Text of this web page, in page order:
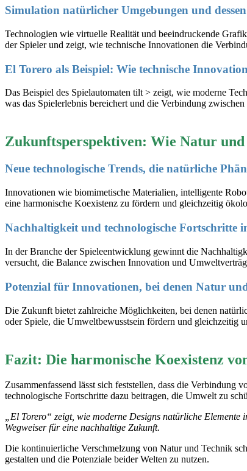
Simulation natürlicher Umgebungen und
Technologien wie virtuelle Realität und beeindruckende
der Spieler und zeigt, wie technische Innovationen die
El Torero als Beispiel: Wie technische
Das Beispiel des Spielautomaten tilt > zeigt, wie moderne
was das Spielerlebnis bereichert und die Verbindung
Zukunftsperspektiven: Wie Natur
Neue technologische Trends, die natürliche
Innovationen wie biomimetische Materialien, intelligente
eine harmonische Koexistenz zu fördern und gleichzeitig
Nachhaltigkeit und technologische Fortschritte
In der Branche der Spieleentwicklung gewinnt die
versucht, die Balance zwischen Innovation und
Potenzial für Innovationen, bei denen Natur
Die Zukunft bietet zahlreiche Möglichkeiten, bei denen
oder Spiele, die Umweltbewusstsein fördern und gleichzeitig
Fazit: Die harmonische Koexistenz
Zusammenfassend lässt sich feststellen, dass die
technologische Fortschritte dazu beitragen, die Umwelt zu
„El Torero“ zeigt, wie moderne Designs natürliche
Wegweiser für eine nachhaltige Zukunft.
Die kontinuierliche Verschmelzung von Natur und Technik
gestalten und die Potenziale beider Welten zu nutzen.